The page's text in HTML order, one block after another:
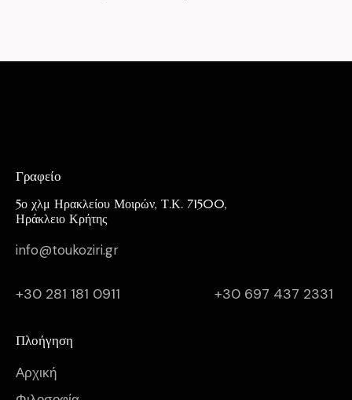
Γραφείο
5ο χλμ Ηρακλείου Μοιρών, Τ.Κ. 71500,
Ηράκλειο Κρήτης
info@toukoziri.gr
+30 281 181 0911 +30 697 437 2331
Πλοήγηση
Αρχική